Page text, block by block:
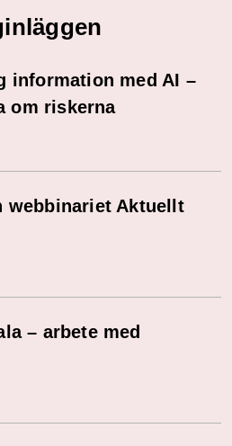
information med AI –
om riskerna
webbinariet Aktuellt
– arbete med